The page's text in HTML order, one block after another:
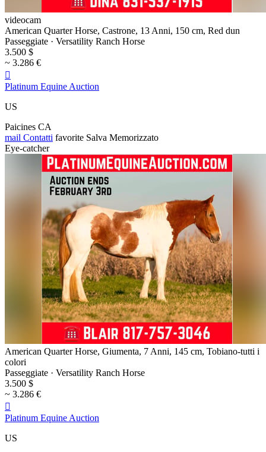
videocam
American Quarter Horse, Castrone, 13 Anni, 150 cm, Red dun
Passeggiate · Versatility Ranch Horse
3.500 $
~ 3.286 €

Platinum Equine Auction
US
Paicines CA
mail Contatti favorite Salva Memorizzato
Eye-catcher
American Quarter Horse, Giumenta, 7 Anni, 145 cm, Tobiano-tutti i
colori
Passeggiate · Versatility Ranch Horse
3.500 $
~ 3.286 €

Platinum Equine Auction
US